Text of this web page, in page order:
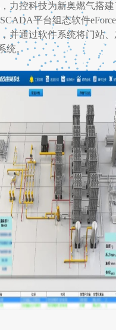
力控科技为新奥燃气搭
平台组态软件
并通过软件系统将门站
统。